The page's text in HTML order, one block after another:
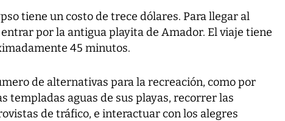
tiene un costo de trece dólares. Para llegar al
por la antigua playita de Amador. El viaje tiene
45 minutos.
de alternativas para la recreación, como por
templadas aguas de sus playas, recorrer las
de tráfico, e interactuar con los alegres